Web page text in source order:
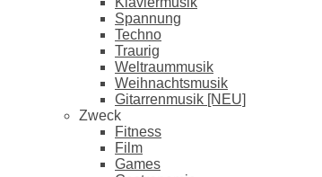
Spannung
Techno
Traurig
Weltraummusik
Weihnachtsmusik
Gitarrenmusik [NEU]
Zweck
Fitness
Film
Games